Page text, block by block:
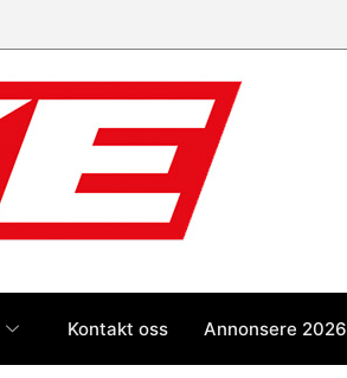
Kontakt oss Annonsere 2026